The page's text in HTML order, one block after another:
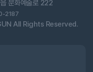
문화예술로 222
2187
All Rights Reserved.